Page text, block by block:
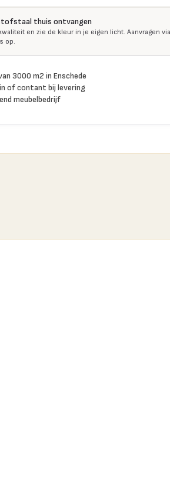
thuis ontvangen
en zie de kleur in je eigen licht. Aanvragen
op.
3000 m2 in Enschede
of contant bij levering
meubelbedrijf